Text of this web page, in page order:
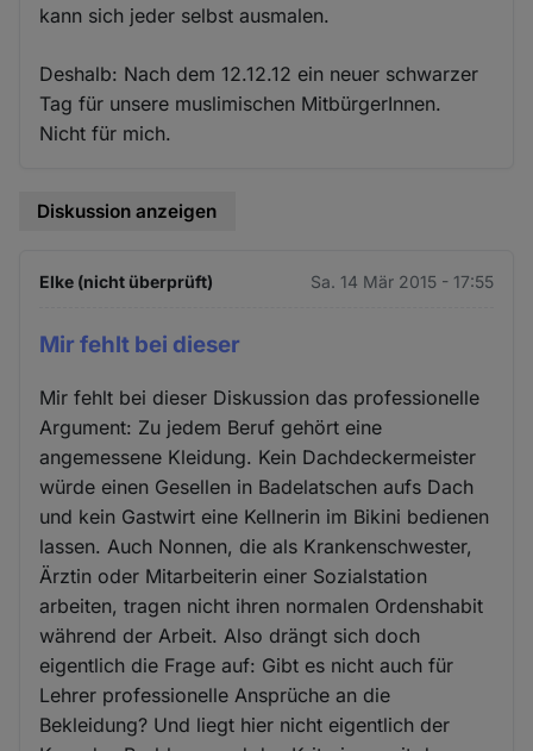
kann sich jeder selbst ausmalen.
Deshalb: Nach dem 12.12.12 ein neuer schwarzer
Tag für unsere muslimischen MitbürgerInnen.
Nicht für mich.
Diskussion anzeigen
Elke (nicht überprüft) Sa. 14 Mär 2015 - 17:55
Mir fehlt bei dieser
Mir fehlt bei dieser Diskussion das professionelle
Argument: Zu jedem Beruf gehört eine
angemessene Kleidung. Kein Dachdeckermeister
würde einen Gesellen in Badelatschen aufs Dach
und kein Gastwirt eine Kellnerin im Bikini bedienen
lassen. Auch Nonnen, die als Krankenschwester,
Ärztin oder Mitarbeiterin einer Sozialstation
arbeiten, tragen nicht ihren normalen Ordenshabit
während der Arbeit. Also drängt sich doch
eigentlich die Frage auf: Gibt es nicht auch für
Lehrer professionelle Ansprüche an die
Bekleidung? Und liegt hier nicht eigentlich der